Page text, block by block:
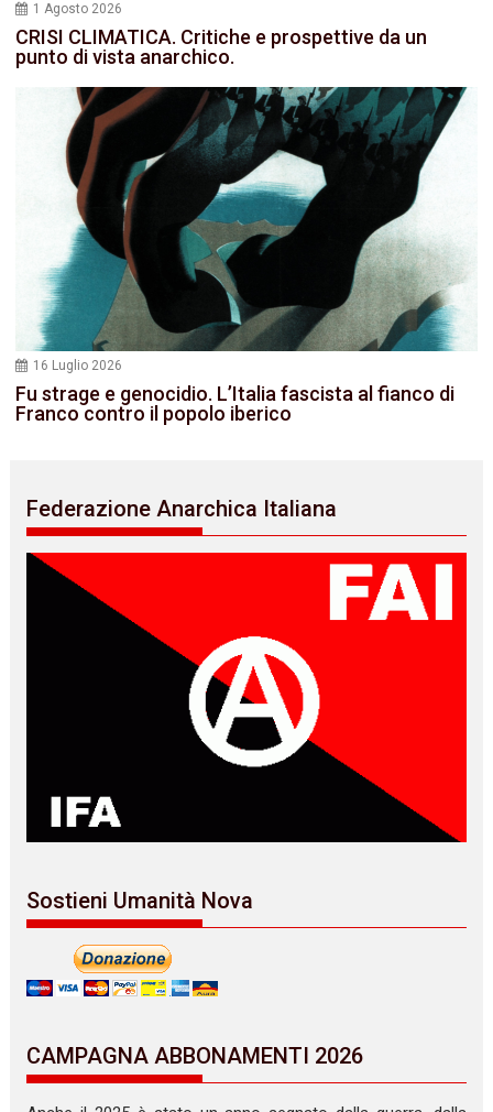
1 Agosto 2026
CRISI CLIMATICA. Critiche e prospettive da un
punto di vista anarchico.
16 Luglio 2026
Fu strage e genocidio. L’Italia fascista al fianco di
Franco contro il popolo iberico
Federazione Anarchica Italiana
Sostieni Umanità Nova
CAMPAGNA ABBONAMENTI 2026